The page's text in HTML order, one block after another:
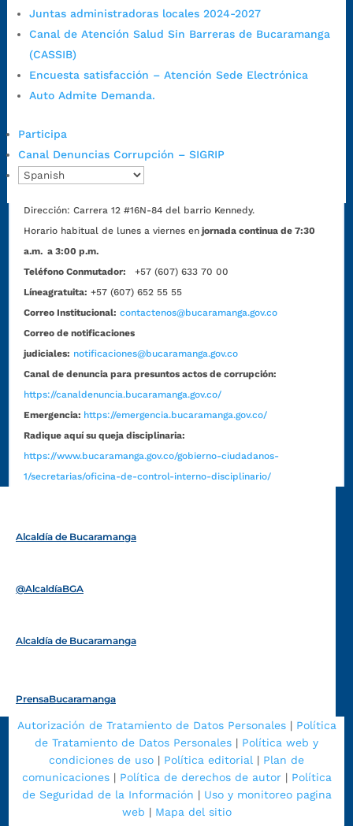
Juntas administradoras locales 2024-2027
Canal de Atención Salud Sin Barreras de Bucaramanga
(CASSIB)
Encuesta satisfacción – Atención Sede Electrónica
Auto Admite Demanda.
Participa
Canal Denuncias Corrupción – SIGRIP
Lunes a jueves: 7:00 a.m. a 12:00 m y de 1:00 p.m. a 5:30 p.m.
Viernes: 7:00 a.m. a 5:00 p.m. en Jornada Continua con
30 minutos de descanso al medio día.
Dirección:Carrera 12 #16N-84 del barrio Kennedy.
Horario habitual de lunes a viernes en jornada continua de 7:30
a.m. a 3:00 p.m.
Teléfono Conmutador:
+57 (607) 633 70 00
Líneagratuita: +57 (607) 652 55 55
Correo Institucional: contactenos@bucaramanga.gov.co
Correo de notificaciones
judiciales: notificaciones@bucaramanga.gov.co
Canal de denuncia para presuntos actos de corrupción:
https://canaldenuncia.bucaramanga.gov.co/
Emergencia: https://emergencia.bucaramanga.gov.co/
Radique aquí su queja disciplinaria:
https://www.bucaramanga.gov.co/gobierno-ciudadanos-
1/secretarias/oficina-de-control-interno-disciplinario/
Alcaldía de Bucaramanga
@AlcaldíaBGA
Alcaldía de Bucaramanga
PrensaBucaramanga
Autorización de Tratamiento de Datos Personales| Política
de Tratamiento de Datos Personales | Política web y
condiciones de uso | Política editorial | Plan de
comunicaciones| Política de derechos de autor| Política
de Seguridad de la Información | Uso y monitoreo pagina
web | Mapa del sitio